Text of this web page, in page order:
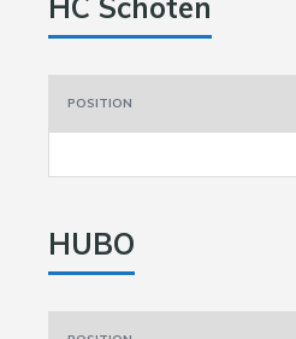
HC Schoten
POSITION
HUBO